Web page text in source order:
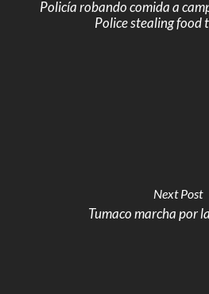
Policía robando comida a
Police stealing food
Next Post
Tumaco marcha por